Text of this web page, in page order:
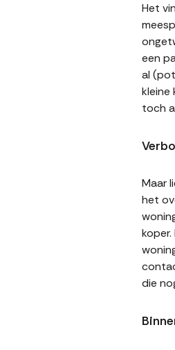
Het
een
al
kleine
toch
Maar
het
die